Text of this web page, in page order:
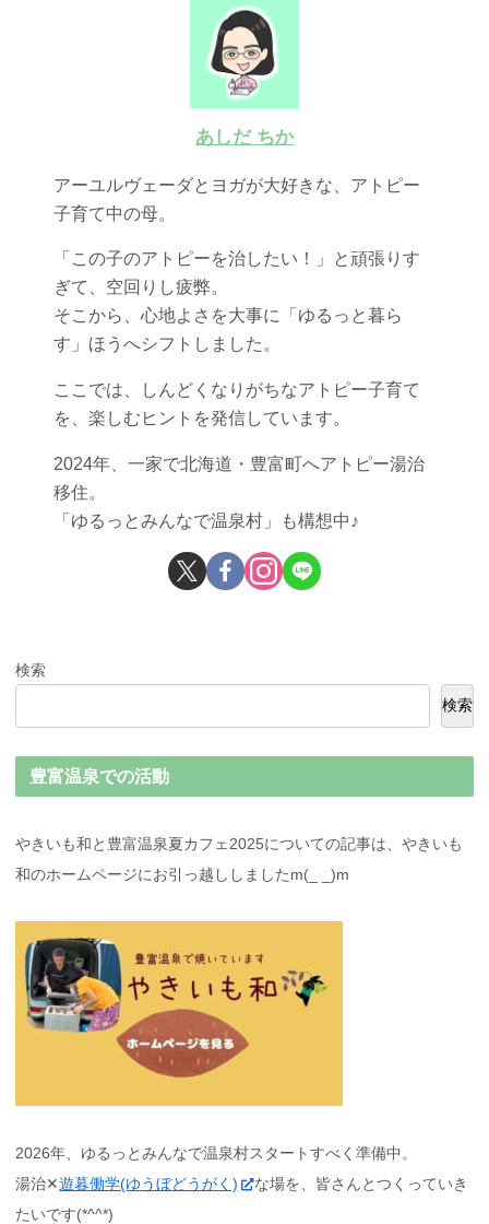
あしだ ちか
アーユルヴェーダとヨガが大好きな、アトピー
子育て中の母。
「この子のアトピーを治したい！」と頑張りす
ぎて、空回りし疲弊。
そこから、心地よさを大事に「ゆるっと暮ら
す」ほうへシフトしました。
ここでは、しんどくなりがちなアトピー子育て
を、楽しむヒントを発信しています。
2024年、一家で北海道・豊富町へアトピー湯治
移住。
「ゆるっとみんなで温泉村」も構想中♪
検索
検索
豊富温泉での活動
やきいも和と豊富温泉夏カフェ2025についての記事は、やきいも
和のホームページにお引っ越ししましたm(_ _)m
2026年、ゆるっとみんなで温泉村スタートすべく準備中。
湯治✕遊暮働学(ゆうぼどうがく)
な場を、皆さんとつくっていき
たいです(*^^*)